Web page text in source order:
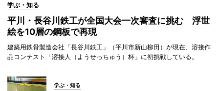
学ぶ・知る
平川・長谷川鉄工が全国大会一次審査に挑む 浮世
絵を10層の鋼板で再現
建築用鉄骨製造会社「長谷川鉄工」（平川市新山柳田）が現在、溶接作
品コンテスト「溶接人（ようせっちゅう）杯」に初挑戦している。
学ぶ・知る